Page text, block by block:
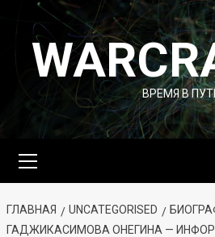
Перейти
содержимому
ВРЕМЯ В
меню
ГЛАВНАЯ UNCATEGORISED
ГАДЖИКАСИМОВА ОНЕГИНА —